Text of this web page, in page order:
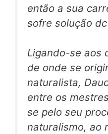
então a sua
sofre solução
Ligando-se aos
de onde se
naturalista,
entre os
se pelo seu
naturalismo, ao